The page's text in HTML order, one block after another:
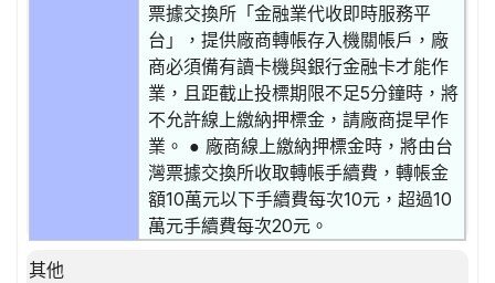
票據交換所「金融業代收即時服務平
台」，提供廠商轉帳存入機關帳戶，廠
商必須備有讀卡機與銀行金融卡才能作
業，且距截止投標期限不足5分鐘時，將
不允許線上繳納押標金，請廠商提早作
業。 ● 廠商線上繳納押標金時，將由台
灣票據交換所收取轉帳手續費，轉帳金
額10萬元以下手續費每次10元，超過10
萬元手續費每次20元。
其他